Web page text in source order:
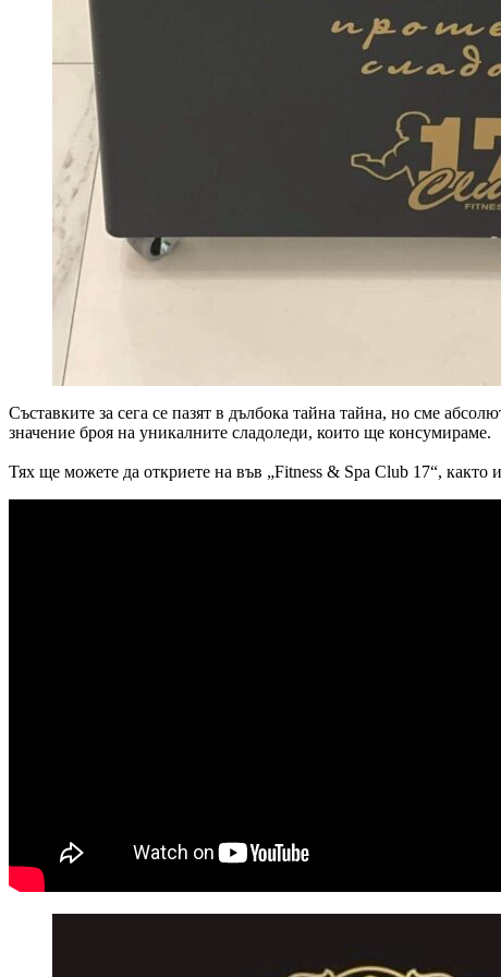
Съставките за сега се пазят в дълбока тайна тайна, но сме
значение броя на уникалните сладоледи, които ще консумираме.
Тях ще можете да откриете на във „Fitness & Spa Club 17“, както